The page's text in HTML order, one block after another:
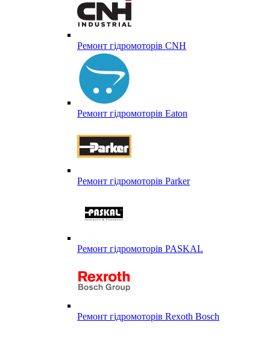
Ремонт гідромоторів CNH
Ремонт гідромоторів Eaton
Ремонт гідромоторів Parker
Ремонт гідромоторів PASKAL
Ремонт гідромоторів Rexoth Bosch